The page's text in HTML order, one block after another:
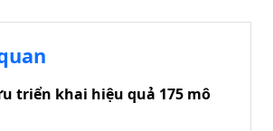
triển khai hiệu quả 175 mô